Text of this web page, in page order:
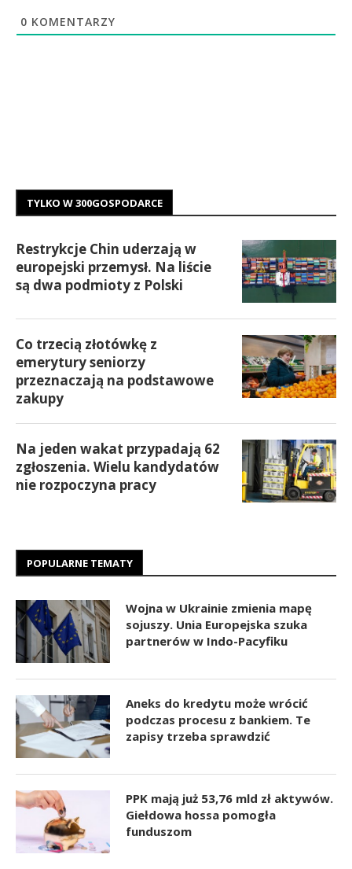
0 KOMENTARZY
TYLKO W 300GOSPODARCE
Restrykcje Chin uderzają w
europejski przemysł. Na liście
są dwa podmioty z Polski
Co trzecią złotówkę z
emerytury seniorzy
przeznaczają na podstawowe
zakupy
Na jeden wakat przypadają 62
zgłoszenia. Wielu kandydatów
nie rozpoczyna pracy
POPULARNE TEMATY
Wojna w Ukrainie zmienia mapę
sojuszy. Unia Europejska szuka
partnerów w Indo-Pacyfiku
Aneks do kredytu może wrócić
podczas procesu z bankiem. Te
zapisy trzeba sprawdzić
PPK mają już 53,76 mld zł aktywów.
Giełdowa hossa pomogła
funduszom